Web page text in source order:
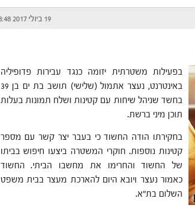
19 ביולי 2017 at 8:48
בפעילות משטרתית יזומה כנגד עבירות פדופיליה
באינטרנט, נעצר אתמול (שלישי) תושב בת ים בן 39
בחשד שניהל שיחות עם קטינות ושלח תמונות בעלות
תוכן מיני ברשת.
בחקירתו הודה החשוד כי בעבר יצר קשר עם מספר
קטינות נוספות. חוקרי המשטרה ביצעו חיפוש בביתו
של החשוד והחרימו את מחשבו הביתי. החשוד
כאמור נעצר ויובא היום להארכת מעצר בבית משפט
השלום בת"א.